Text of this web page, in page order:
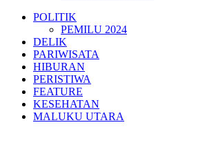
POLITIK
PEMILU 2024
DELIK
PARIWISATA
HIBURAN
PERISTIWA
FEATURE
KESEHATAN
MALUKU UTARA